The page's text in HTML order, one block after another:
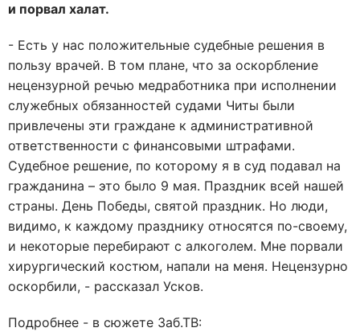
и порвал халат.
- Есть у нас положительные судебные решения в
пользу врачей. В том плане, что за оскорбление
нецензурной речью медработника при исполнении
служебных обязанностей судами Читы были
привлечены эти граждане к административной
ответственности с финансовыми штрафами.
Судебное решение, по которому я в суд подавал на
гражданина – это было 9 мая. Праздник всей нашей
страны. День Победы, святой праздник. Но люди,
видимо, к каждому празднику относятся по-своему,
и некоторые перебирают с алкоголем. Мне порвали
хирургический костюм, напали на меня. Нецензурно
оскорбили, - рассказал Усков.
Подробнее - в сюжете Заб.ТВ: